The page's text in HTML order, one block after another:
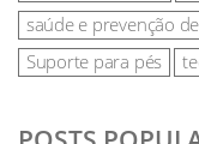
saúde e prevenção
Suporte para pés